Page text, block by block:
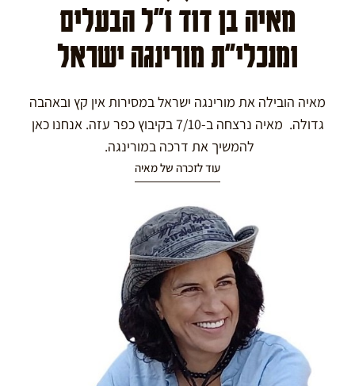
מאיה בן דוד ז"ל הבעלים
ומנכלי"ת מורינגה ישראל
מאיה הובילה את מורינגה ישראל במסירות אין קץ ובאהבה
גדולה. מאיה נרצחה ב-7/10 בקיבוץ כפר עזה. אנחנו כאן
להמשיך את דרכה במורינגה.
עוד לזכרה של מאיה